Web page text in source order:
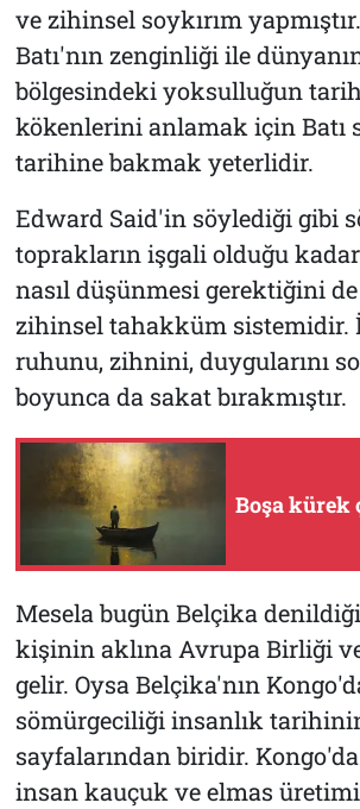
ve zihinsel soykırım
Batı'nın zenginliği ile
bölgesindeki yoksulluğun
kökenlerini anlamak için Batı
tarihine bakmak yeterlidir.
Edward Said'in söylediği gibi
toprakların işgali olduğu
nasıl düşünmesi gerektiğini
zihinsel tahakküm sistemidir.
ruhunu, zihnini, duygularını
boyunca da sakat bırakmıştır.
Boşa kürek
Mesela bugün Belçika
kişinin aklına Avrupa Birliği
gelir. Oysa Belçika'nın
sömürgeciliği insanlık
sayfalarından biridir.
insan kauçuk ve elmas